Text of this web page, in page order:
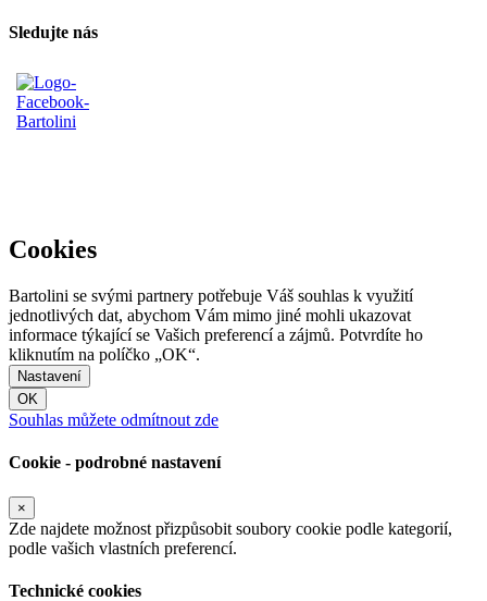
Sledujte nás
Cookies
Bartolini se svými partnery potřebuje Váš souhlas k využití
jednotlivých dat, abychom Vám mimo jiné mohli ukazovat
informace týkající se Vašich preferencí a zájmů. Potvrdíte ho
kliknutím na políčko „OK“.
Nastavení
OK
Souhlas můžete odmítnout zde
Cookie - podrobné nastavení
×
Zde najdete možnost přizpůsobit soubory cookie podle kategorií,
podle vašich vlastních preferencí.
Technické cookies